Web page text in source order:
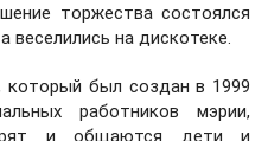
торжества состоялся
веселились на дискотеке.
который был создан в 1999
работников мэрии,
и общаются дети и